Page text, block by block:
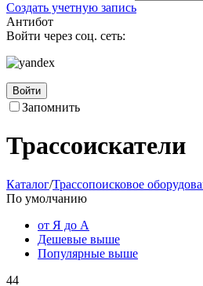
Создать учетную запись
Антибот
Войти через соц. сеть:
Войти
Запомнить
Трассоискатели
Каталог/Трассопоисковое
По умолчанию
от Я до А
Дешевые выше
Популярные выше
44